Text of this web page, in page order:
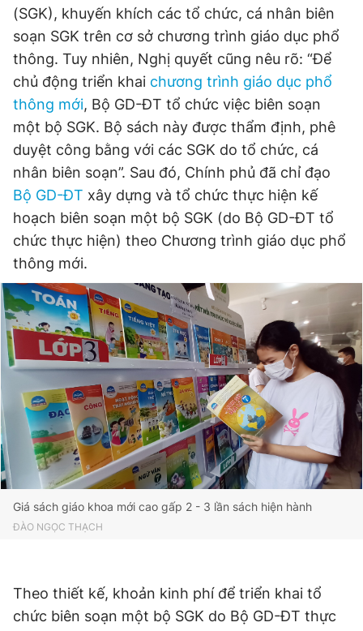
Theo dõi báo trên
Hotline
0906 645 777
Liên hệ quảng cáo
0908 780 404
Đặt báo Quảng cáo RSS Tòa soạn Chính sách bảo
Tổng biên tập: Nguyễn Ngọc Toàn
Phó tổng biên tập thường trực: Hải Thành
Phó tổng biên tập: Trần Việt Hưng
Tổng thư ký tòa soạn: Đức Trung
Giấy phép xuất bản số 110/GP - BTTTT cấp ngày 24.3.2020
© 2003-2026 Bản quyền thuộc về Báo Thanh Niên. Cấm sao
chép dưới mọi hình thức nếu không có sự chấp thuận bằng văn
bản. Phát triển bởi ePi Technologies, JSC.
(SGK), khuyến khích các tổ chức, cá nhân biên
soạn SGK trên cơ sở chương trình giáo dục phổ
thông. Tuy nhiên, Nghị quyết cũng nêu rõ: “Để
chủ động triển khai chương trình giáo dục phổ
thông mới, Bộ GD-ĐT tổ chức việc biên soạn
một bộ SGK. Bộ sách này được thẩm định, phê
duyệt công bằng với các SGK do tổ chức, cá
nhân biên soạn”. Sau đó, Chính phủ đã chỉ đạo
Bộ GD-ĐT xây dựng và tổ chức thực hiện kế
hoạch biên soạn một bộ SGK (do Bộ GD-ĐT tổ
chức thực hiện) theo Chương trình giáo dục phổ
thông mới.
Giá sách giáo khoa mới cao gấp 2 - 3 lần sách hiện hành
ĐÀO NGỌC THẠCH
Theo thiết kế, khoản kinh phí để triển khai tổ
chức biên soạn một bộ SGK do Bộ GD-ĐT thực